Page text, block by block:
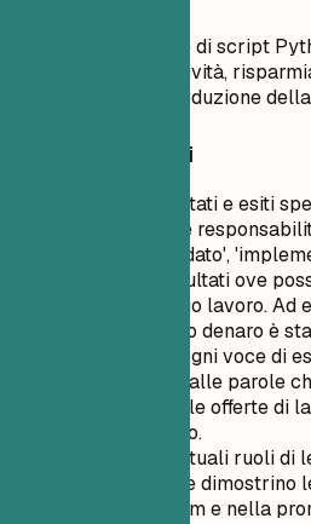
Sviluppato una suite di script
automatizzata di attività,
mensili grazie alla riduzione
Consigli rapidi
Evidenzia risultati e esiti
elencare le tue
forti come 'guidato',
Quantifica i risultati ove
l'impatto del tuo lavoro. Ad
quanto tempo o denaro è
Personalizza ogni voce di
corrispondere alle parole
descrizioni delle offerte di
stai candidando.
Enfatizza eventuali ruoli di
mentorship che
gestione di team e nella